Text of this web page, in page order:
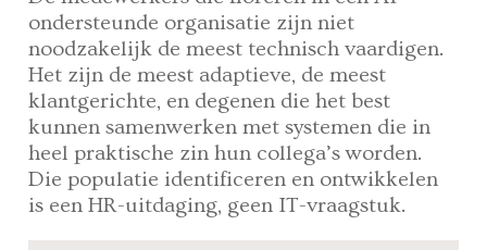
ondersteunde organisatie zijn niet
noodzakelijk de meest technisch vaardigen.
Het zijn de meest adaptieve, de meest
klantgerichte, en degenen die het best
kunnen samenwerken met systemen die in
heel praktische zin hun collega’s worden.
Die populatie identificeren en ontwikkelen
is een HR-uitdaging, geen IT-vraagstuk.